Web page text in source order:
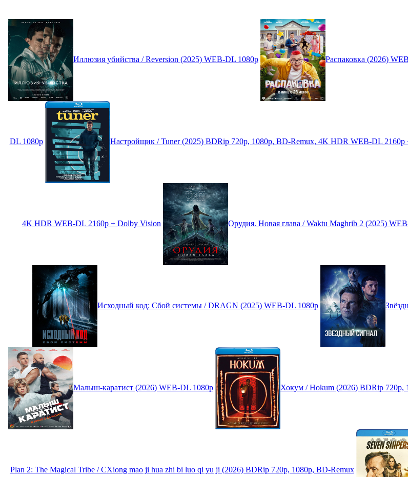
Иллюзия убийства / Reversion (2025) WEB-DL 1080p Распаковка (2026)
DL 1080p Настройщик / Tuner (2025) BDRip 720p, 1080p, BD-Remux, 4K HDR WEB-DL 2160p
4K HDR WEB-DL 2160p + Dolby Vision Орудия. Новая глава / Waktu Maghrib 2 (2025)
Исходный код: Сбой системы / DRAGN (2025) WEB-DL 1080p
Малыш-каратист (2026) WEB-DL 1080p Хокум / Hokum (2026) BDRip 720p,
Plan 2: The Magical Tribe / CXiong mao ji hua zhi bi luo qi yu ji (2026) BDRip 720p, 1080p, BD-Remux